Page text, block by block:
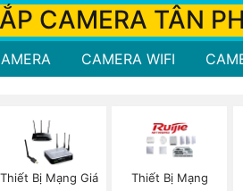
CAMERA TÂN
CAMERA WIFI
Thiết Bị Mạng Giá
Thiết Bị Mạng